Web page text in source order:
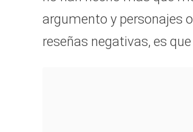
argumento y personajes
reseñas negativas, es